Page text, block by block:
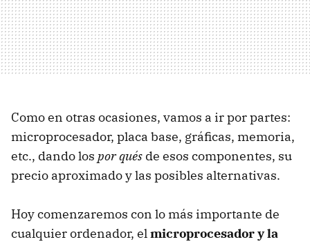
Como en otras ocasiones, vamos a ir por partes:
microprocesador, placa base, gráficas, memoria,
etc., dando los por qués de esos componentes, su
precio aproximado y las posibles alternativas.
Hoy comenzaremos con lo más importante de
cualquier ordenador, elmicroprocesador y la